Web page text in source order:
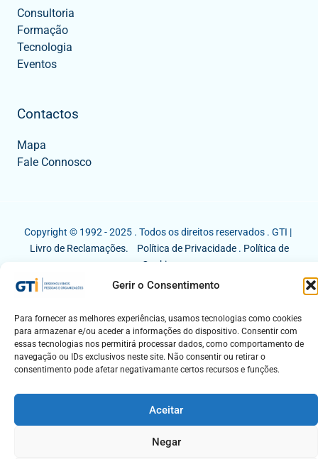
Gerir o Consentimento
Para fornecer as melhores experiências, usamos tecnologias como cookies
para armazenar e/ou aceder a informações do dispositivo. Consentir com
essas tecnologias nos permitirá processar dados, como comportamento de
navegação ou IDs exclusivos neste site. Não consentir ou retirar o
consentimento pode afetar negativamante certos recursos e funções.
Aceitar
Negar
Consultoria
Formação
Tecnologia
Eventos
Contactos
Mapa
Fale Connosco
Copyright © 1992 - 2025 . Todos os direitos reservados . GTI |
Livro de Reclamações.
Política de Privacidade. Política de
Cookies